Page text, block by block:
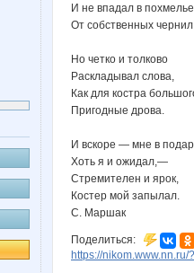
И не впадал в похмелье
От собственных
Но четко и толково
Раскладывал слова,
Как для костра
Пригодные дрова.
И вскоре — мне в
Хоть я и ожидал,—
Стремителен и ярок,
Костер мой запылал.
С. Маршак
Поделиться:
https://nikom.www.nn.ru/